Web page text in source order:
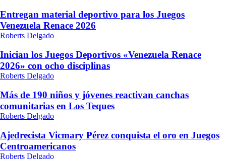
Entregan material deportivo para los Juegos
Venezuela Renace 2026
Roberts Delgado
Inician los Juegos Deportivos «Venezuela Renace
2026» con ocho disciplinas
Roberts Delgado
Más de 190 niños y jóvenes reactivan canchas
comunitarias en Los Teques
Roberts Delgado
Ajedrecista Vicmary Pérez conquista el oro en Juegos
Centroamericanos
Roberts Delgado